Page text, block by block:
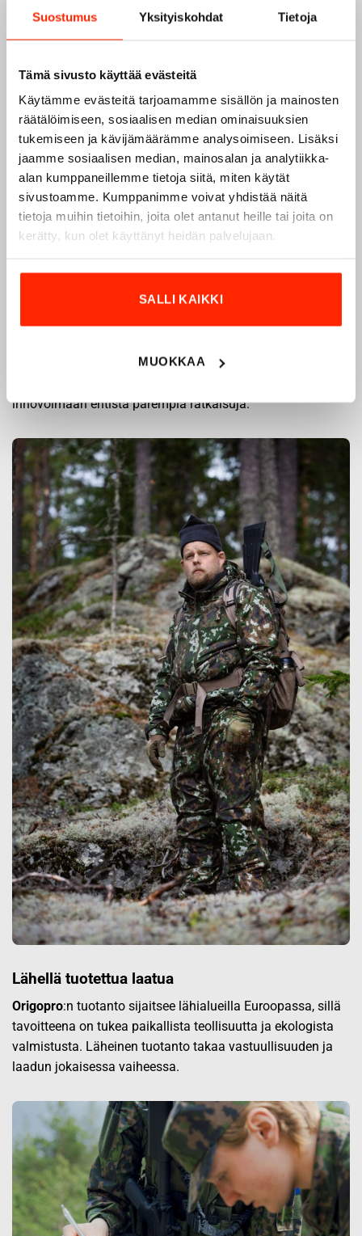
Suostumus Yksityiskohdat Tietoja
Tämä sivusto käyttää evästeitä
Käytämme evästeitä tarjoamamme sisällön ja mainosten
räätälöimiseen, sosiaalisen median ominaisuuksien
tukemiseen ja kävijämäärämme analysoimiseen. Lisäksi
jaamme sosiaalisen median, mainosalan ja analytiikka-
alan kumppaneillemme tietoja siitä, miten käytät
sivustoamme. Kumppanimme voivat yhdistää näitä
tietoja muihin tietoihin, joita olet antanut heille tai joita on
kerätty, kun olet käyttänyt heidän palvelujaan.
SALLI KAIKKI
MUOKKAA
Origopro – Suomalainen laatumerkki vuodesta
1975
Origoprovalmistaa laadukkaita vaatteita,
jotka on kehitetty vuosikymmenten kokemuksella
:n tuotteet on suunniteltu yhteistyössä käyttäjien
innovoimaan entistä parempia ratkaisuja.
Lähellä tuotettua laatua
Origopro:n tuotanto sijaitsee lähialueilla Euroopassa, sillä
tavoitteena on tukea paikallista teollisuutta ja ekologista
valmistusta. Läheinen tuotanto takaa vastuullisuuden ja
laadun jokaisessa vaiheessa.